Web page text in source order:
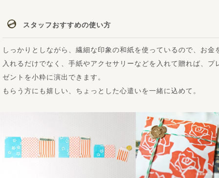
スタッフおすすめの使い方
しっかりとしながら、繊細な印象の和紙を使っているので、お金
入れるだけでなく、手紙やアクセサリーなどを入れて贈れば、プ
ゼントを小粋に演出できます。
もらう方にも嬉しい、ちょっとした心遣いを一緒に込めて。